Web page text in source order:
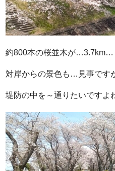
約800本の桜並木が…3.7km…
対岸からの景色も…見事です
堤防の中を～通りたいですよ